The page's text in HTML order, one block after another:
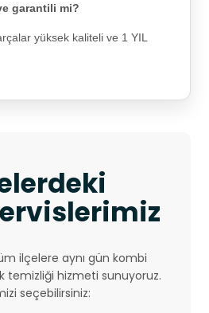
garantili mi?
yüksek kaliteli ve 1 YIL
ilçelere aynı gün kombi
temizliği hizmeti sunuyoruz.
seçebilirsiniz: